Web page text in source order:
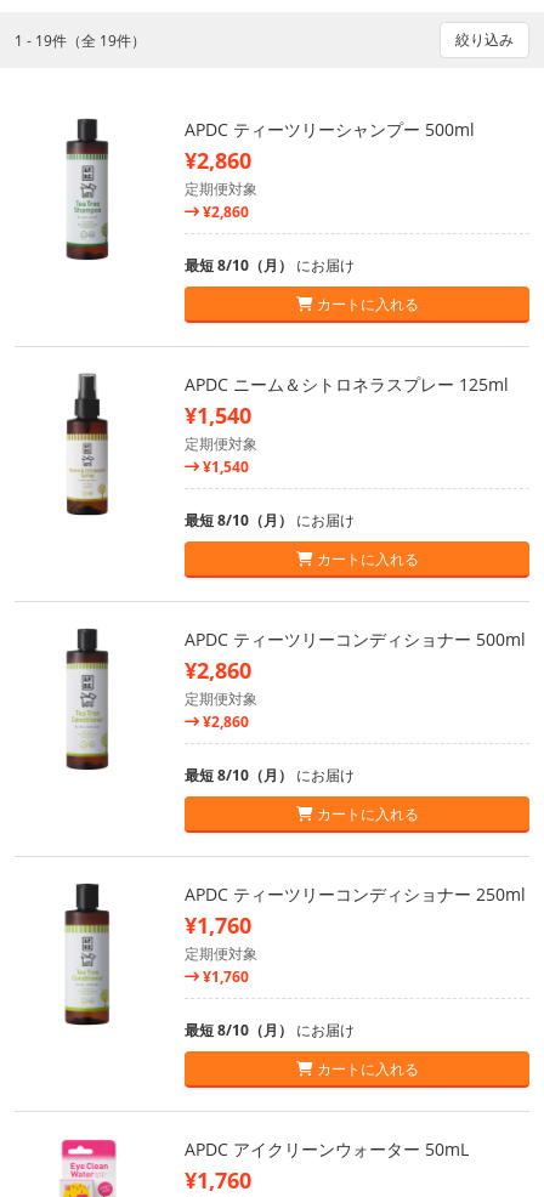
1 - 19件（全 19件） 絞り込み
APDC ティーツリーシャンプー 500ml
¥2,860
定期便対象
¥2,860
最短 8/10（月） にお届け
カートに入れる
APDC ニーム＆シトロネラスプレー 125ml
¥1,540
定期便対象
¥1,540
最短 8/10（月） にお届け
カートに入れる
APDC ティーツリーコンディショナー 500ml
¥2,860
定期便対象
¥2,860
最短 8/10（月） にお届け
カートに入れる
APDC ティーツリーコンディショナー 250ml
¥1,760
定期便対象
¥1,760
最短 8/10（月） にお届け
カートに入れる
APDC アイクリーンウォーター 50mL
¥1,760